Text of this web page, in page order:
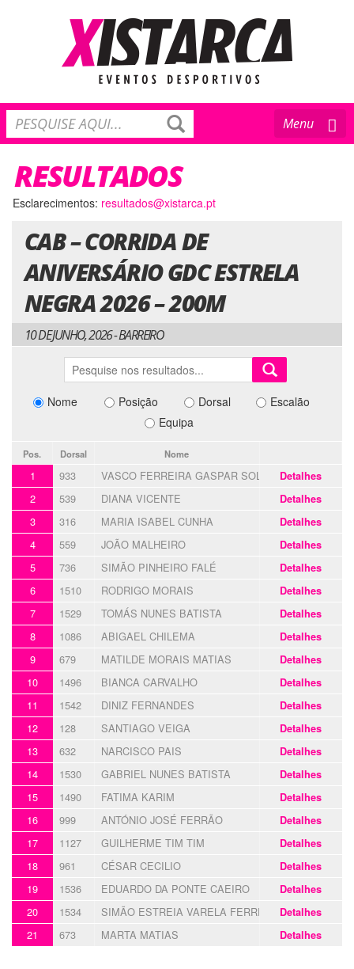
Toggle
navigation
Menu
RESULTADOS
Esclarecimentos: resultados@xistarca.pt
CAB – CORRIDA DE
ANIVERSÁRIO GDC ESTRELA
NEGRA 2026 – 200M
10 DE JUNHO, 2026 - BARREIRO
Nome Posição Dorsal
Escalão
Equipa
Pos. Dorsal Nome
1 933 VASCO FERREIRA GASPAR SOL RIBEIRO
Detalhes
2 539 DIANA VICENTE Detalhes
3 316 MARIA ISABEL CUNHA Detalhes
4 559 JOÃO MALHEIRO Detalhes
5 736 SIMÃO PINHEIRO FALÉ Detalhes
6 1510 RODRIGO MORAIS Detalhes
7 1529 TOMÁS NUNES BATISTA Detalhes
8 1086 ABIGAEL CHILEMA Detalhes
9 679 MATILDE MORAIS MATIAS Detalhes
10 1496 BIANCA CARVALHO Detalhes
11 1542 DINIZ FERNANDES Detalhes
12 128 SANTIAGO VEIGA Detalhes
13 632 NARCISCO PAIS Detalhes
14 1530 GABRIEL NUNES BATISTA Detalhes
15 1490 FATIMA KARIM Detalhes
16 999 ANTÓNIO JOSÉ FERRÃO Detalhes
17 1127 GUILHERME TIM TIM Detalhes
18 961 CÉSAR CECILIO Detalhes
19 1536 EDUARDO DA PONTE CAEIRO Detalhes
20 1534 SIMÃO ESTREIA VARELA FERREIRODetalhes
21 673 MARTA MATIAS Detalhes